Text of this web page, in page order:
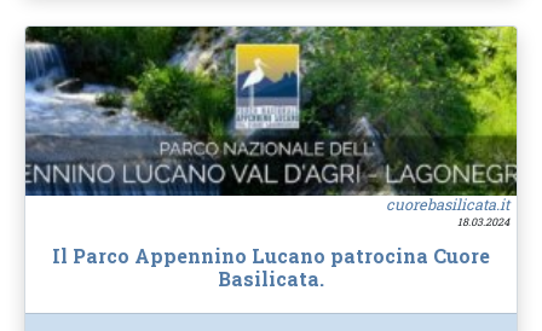
cuorebasilicata.it
18.03.2024
Il Parco Appennino Lucano patrocina Cuore
Basilicata.